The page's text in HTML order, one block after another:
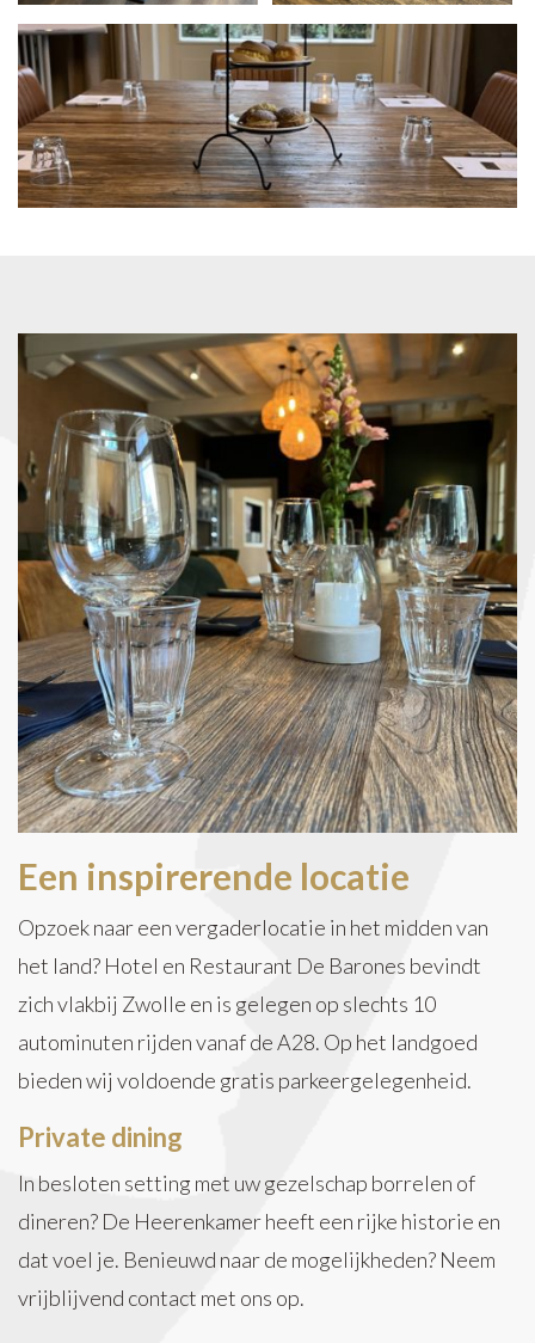
Een inspirerende locatie
Opzoek naar een vergaderlocatie in het midden van
het land? Hotel en Restaurant De Barones bevindt
zich vlakbij Zwolle en is gelegen op slechts 10
autominuten rijden vanaf de A28. Op het landgoed
bieden wij voldoende gratis parkeergelegenheid.
Private dining
In besloten setting met uw gezelschap borrelen of
dineren? De Heerenkamer heeft een rijke historie en
dat voel je. Benieuwd naar de mogelijkheden? Neem
vrijblijvend contact met ons op.